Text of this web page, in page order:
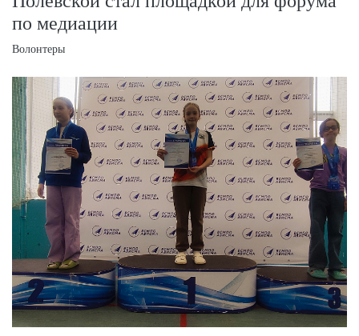
по медиации
Волонтеры